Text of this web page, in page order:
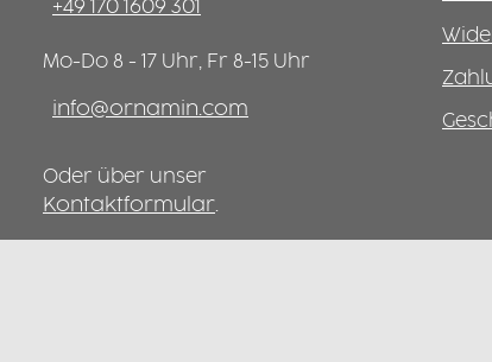
+49 170 1609 301
Mo-Do 8 - 17 Uhr, Fr 8-15 Uhr
info@ornamin.com
Oder über unser
Kontaktformular